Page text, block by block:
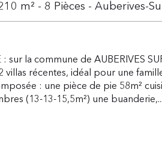
m² - 8 Pièces - Auberives-
: sur la commune de AUBERIVES
villas récentes, idéal pour une
: une pièce de pie 58m²
(13-13-15,5m²) une buanderie,...